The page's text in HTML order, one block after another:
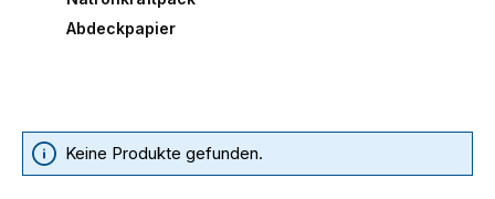
Abdeckpapier
Keine Produkte gefunden.